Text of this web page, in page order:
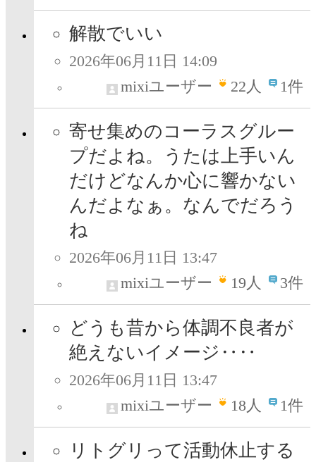
解散でいい
2026年06月11日 14:09
mixiユーザー
22人 1件
寄せ集めのコーラスグルー
プだよね。うたは上手いん
だけどなんか心に響かない
んだよなぁ。なんでだろう
ね
2026年06月11日 13:47
mixiユーザー
19人 3件
どうも昔から体調不良者が
絶えないイメージ‥‥
2026年06月11日 13:47
mixiユーザー
18人 1件
リトグリって活動休止する